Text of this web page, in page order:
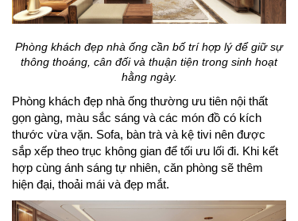
Phòng khách đẹp nhà ống cần bố trí hợp lý để giữ sự
thông thoáng, cân đối và thuận tiện trong sinh hoạt
hằng ngày.
Phòng khách đẹp nhà ống thường ưu tiên nội thất
gọn gàng, màu sắc sáng và các món đồ có kích
thước vừa vặn. Sofa, bàn trà và kệ tivi nên được
sắp xếp theo trục không gian để tối ưu lối đi. Khi kết
hợp cùng ánh sáng tự nhiên, căn phòng sẽ thêm
hiện đại, thoải mái và đẹp mắt.